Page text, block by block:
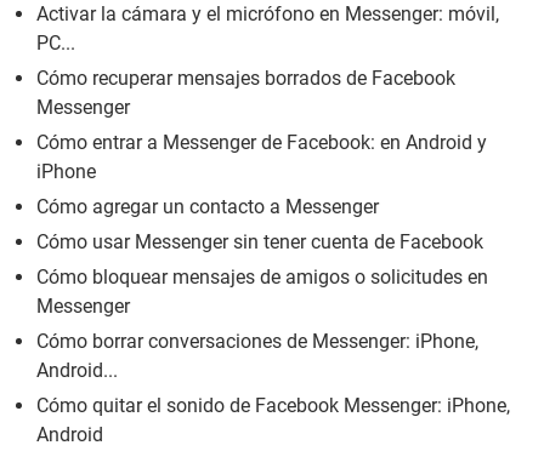
Activar la cámara y el micrófono en Messenger: móvil,
PC...
Cómo recuperar mensajes borrados de Facebook
Messenger
Cómo entrar a Messenger de Facebook: en Android y
iPhone
Cómo agregar un contacto a Messenger
Cómo usar Messenger sin tener cuenta de Facebook
Cómo bloquear mensajes de amigos o solicitudes en
Messenger
Cómo borrar conversaciones de Messenger: iPhone,
Android...
Cómo quitar el sonido de Facebook Messenger: iPhone,
Android